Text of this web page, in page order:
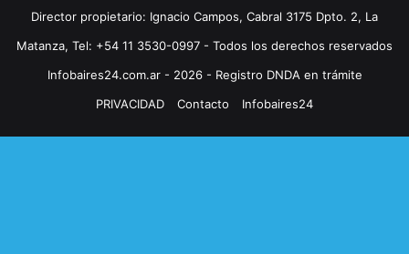
Director propietario: Ignacio Campos, Cabral 3175 Dpto. 2, La
Matanza, Tel: +54 11 3530-0997 - Todos los derechos reservados
Infobaires24.com.ar - 2026 - Registro DNDA en trámite
PRIVACIDAD
Contacto Infobaires24